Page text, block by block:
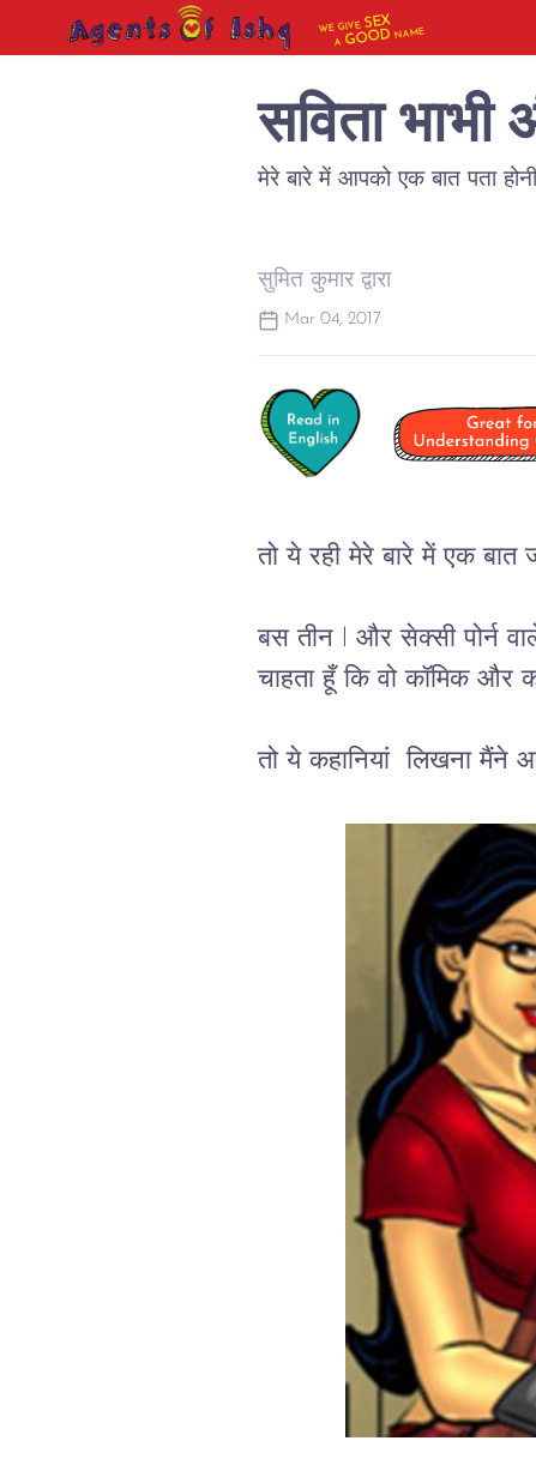
WE GIVESEX
AGOOD NAME
सविता
मेरे बारे में आपको एक बात पता
सुमित कुमार द्वारा
Mar 04, 2017
तो ये रही मेरे बारे में एक बात
बस तीन l और सेक्सी पोर्न
चाहता हूँ कि वो कॉमिक और
तो ये कहानियां  लिखना